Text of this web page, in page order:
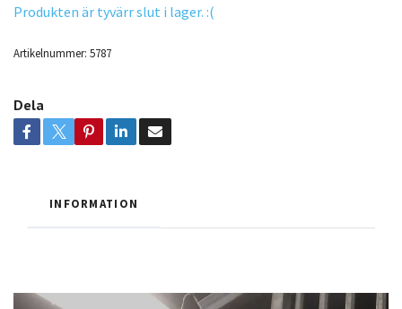
Produkten är tyvärr slut i lager. :(
Artikelnummer: 5787
Dela
INFORMATION